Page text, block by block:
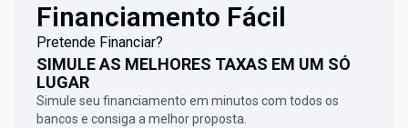
Financiamento Fácil
Pretende Financiar?
SIMULE AS MELHORES TAXAS EM UM SÓ
LUGAR
Simule seu financiamento em minutos com todos os
bancos e consiga a melhor proposta.